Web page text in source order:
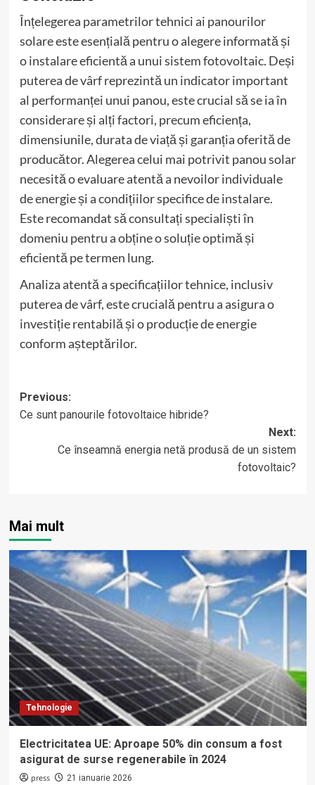
Înțelegerea parametrilor tehnici ai panourilor
solare este esențială pentru o alegere informată și
o instalare eficientă a unui sistem fotovoltaic. Deși
puterea de vârf reprezintă un indicator important
al performanței unui panou, este crucial să se ia în
considerare și alți factori, precum eficiența,
dimensiunile, durata de viață și garanția oferită de
producător. Alegerea celui mai potrivit panou solar
necesită o evaluare atentă a nevoilor individuale
de energie și a condițiilor specifice de instalare.
Este recomandat să consultați specialiști în
domeniu pentru a obține o soluție optimă și
eficientă pe termen lung.
Analiza atentă a specificațiilor tehnice, inclusiv
puterea de vârf, este crucială pentru a asigura o
investiție rentabilă și o producție de energie
conform așteptărilor.
Post
navigation
Previous:
Ce sunt panourile fotovoltaice hibride?
Next:
Ce înseamnă energia netă produsă de un sistem
fotovoltaic?
Mai mult
Tehnologie
Electricitatea UE: Aproape 50% din consum a fost
asigurat de surse regenerabile în 2024
press 21 ianuarie 2026